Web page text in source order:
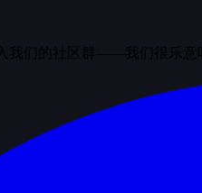
我们的社区群——我们很乐意